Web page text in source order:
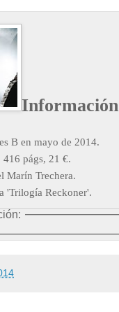
Información
B en mayo de 2014.
416 págs, 21 €.
Marín Trechera.
'Trilogía Reckoner'.